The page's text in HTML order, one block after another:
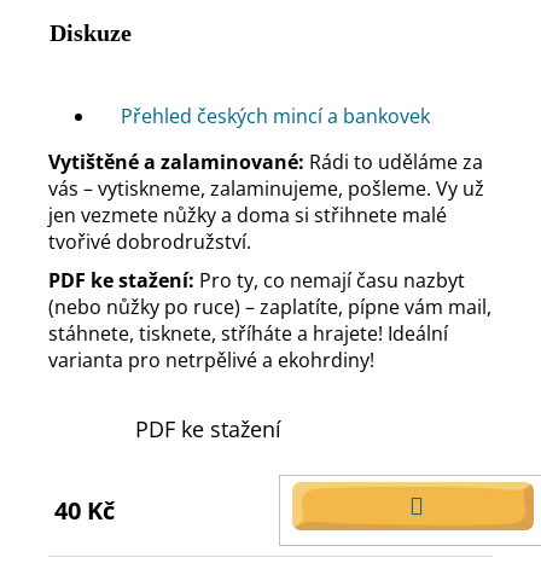
Diskuze
Vytištěné a zalaminované: Rádi to uděláme za
vás – vytiskneme, zalaminujeme, pošleme. Vy už
jen vezmete nůžky a doma si střihnete malé
tvořivé dobrodružství.
PDF ke stažení: Pro ty, co nemají času nazbyt
(nebo nůžky po ruce) – zaplatíte, pípne vám mail,
stáhnete, tisknete, stříháte a hrajete! Ideální
varianta pro netrpělivé a ekohrdiny!
PDF ke stažení
40 Kč
DO
KOŠÍKU
Přehled českých mincí a bankovek